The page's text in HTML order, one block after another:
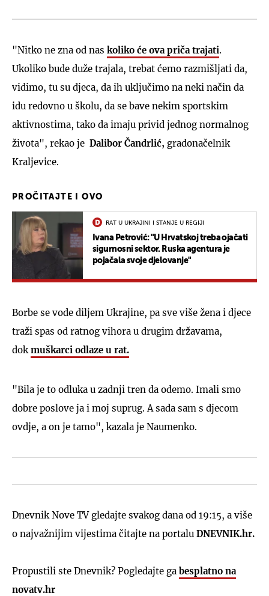
"Nitko ne zna od nas koliko će ova priča trajati.
Ukoliko bude duže trajala, trebat ćemo razmišljati da,
vidimo, tu su djeca, da ih uključimo na neki način da
idu redovno u školu, da se bave nekim sportskim
aktivnostima, tako da imaju privid jednog normalnog
života", rekao je Dalibor Čandrlić, gradonačelnik
Kraljevice.
PROČITAJTE I OVO
RAT U UKRAJINI I STANJE U REGIJI
Ivana Petrović: "U Hrvatskoj treba ojačati
sigurnosni sektor. Ruska agentura je
pojačala svoje djelovanje"
Borbe se vode diljem Ukrajine, pa sve više žena i djece
traži spas od ratnog vihora u drugim državama,
dok muškarci odlaze u rat.
"Bila je to odluka u zadnji tren da odemo. Imali smo
dobre poslove ja i moj suprug. A sada sam s djecom
ovdje, a on je tamo", kazala je Naumenko.
Dnevnik Nove TV gledajte svakog dana od 19:15, a više
o najvažnijim vijestima čitajte na portalu DNEVNIK.hr.
Propustili ste Dnevnik? Pogledajte ga besplatno na
novatv.hr